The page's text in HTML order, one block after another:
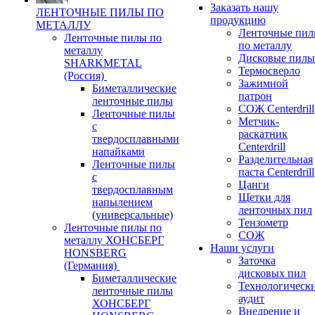
ЛЕНТОЧНЫЕ ПИЛЫ ПО
МЕТАЛЛУ
Ленточные пилы по
металлу
SHARKMETAL
(Россия)
Биметаллические
ленточные пилы
Ленточные пилы
с
твердосплавными
напайками
Ленточные пилы
с
твердосплавным
напылением
(универсальные)
Ленточные пилы по
металлу ХОНСБЕРГ
HONSBERG
(Германия)
Биметаллические
ленточные пилы
ХОНСБЕРГ
Заказать нашу
продукцию
Ленточные
по металлу
Дисковые пилы
Термосверло
Зажимной
патрон
СОЖ Centerdrill
Метчик-
раскатник
Centerdrill
Разделительная
паста Centerdrill
Цанги
Щетки для
ленточных пил
Тензометр
СОЖ
Наши услуги
Заточка
дисковых пил
аудит
Внедрение и